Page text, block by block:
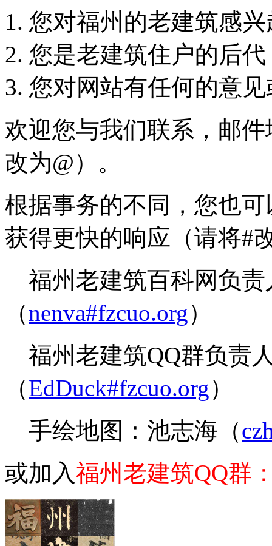
您对福州的老建筑感兴
您是老建筑住户的后代
您对网站有任何的意
欢迎您与我们联系，邮件
改为@）。
根据事务的不同，您也
获得更快的响应（请将#
福州老建筑百科网负责
（nenva#fzcuo.org）
福州老建筑QQ群负责
（EdDuck#fzcuo.org）
手绘地图：池志海（
或加入福州老建筑QQ群